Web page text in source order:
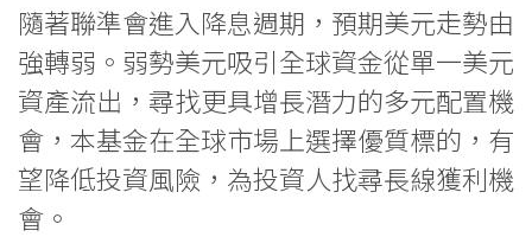
隨著聯準會進入降息週期，預期美元走勢由
強轉弱。弱勢美元吸引全球資金從單一美元
資產流出，尋找更具增長潛力的多元配置機
會，本基金在全球市場上選擇優質標的，有
望降低投資風險，為投資人找尋長線獲利機
會。